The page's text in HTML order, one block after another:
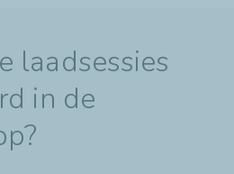
laadsessies
in de